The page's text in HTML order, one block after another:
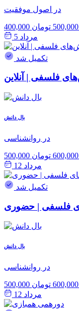
در اصول موفقیت
500,000 تومان
مرداد 5
تکمیل شد
بال دانش
در روانشناسی
600,000 تومان
مرداد 12
تکمیل شد
بال دانش
در روانشناسی
600,000 تومان
مرداد 12